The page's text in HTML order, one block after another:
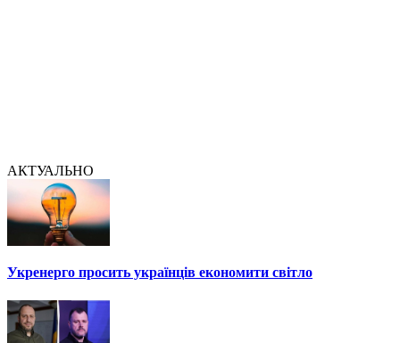
АКТУАЛЬНО
Укренерго просить українців економити світло